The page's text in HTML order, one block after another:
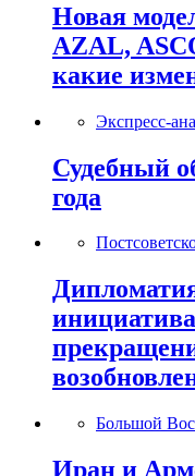
Новая
AZAL,
какие
Экспресс-
Судебный
года
Большой
Иран и